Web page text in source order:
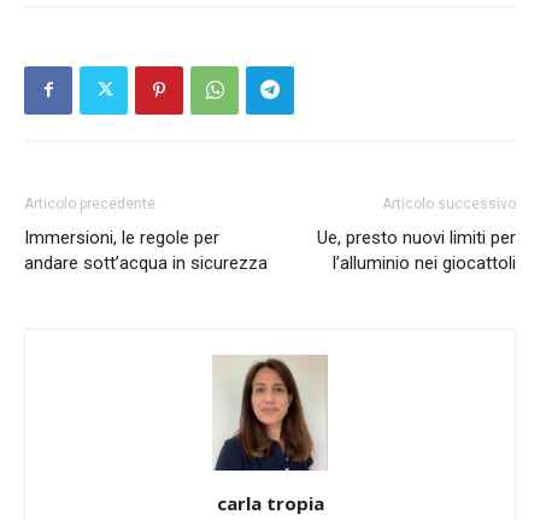
Articolo precedente
Immersioni, le regole per
andare sott’acqua in sicurezza
Articolo successivo
Ue, presto nuovi limiti per
l’alluminio nei giocattoli
carla tropia